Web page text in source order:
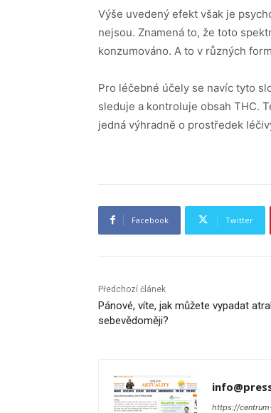
Výše uvedený efekt však je
nejsou. Znamená to, že toto
konzumováno. A to v různých
Pro léčebné účely se navíc tyto
sleduje a kontroluje obsah THC.
jedná výhradně o prostředek
Facebook Twitter
Předchozí článek
Pánové, víte, jak můžete vypadat
sebevědoměji?
https://